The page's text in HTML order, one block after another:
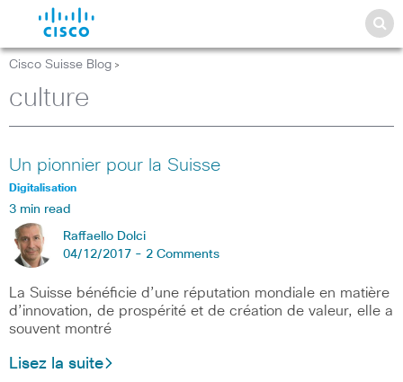
Cisco Suisse Blog >
culture
Un pionnier pour la Suisse
Digitalisation
3 min read
Raffaello Dolci
04/12/2017 - 2 Comments
La Suisse bénéficie d’une réputation mondiale en matière
d’innovation, de prospérité et de création de valeur, elle a
souvent montré
Lisez la suite